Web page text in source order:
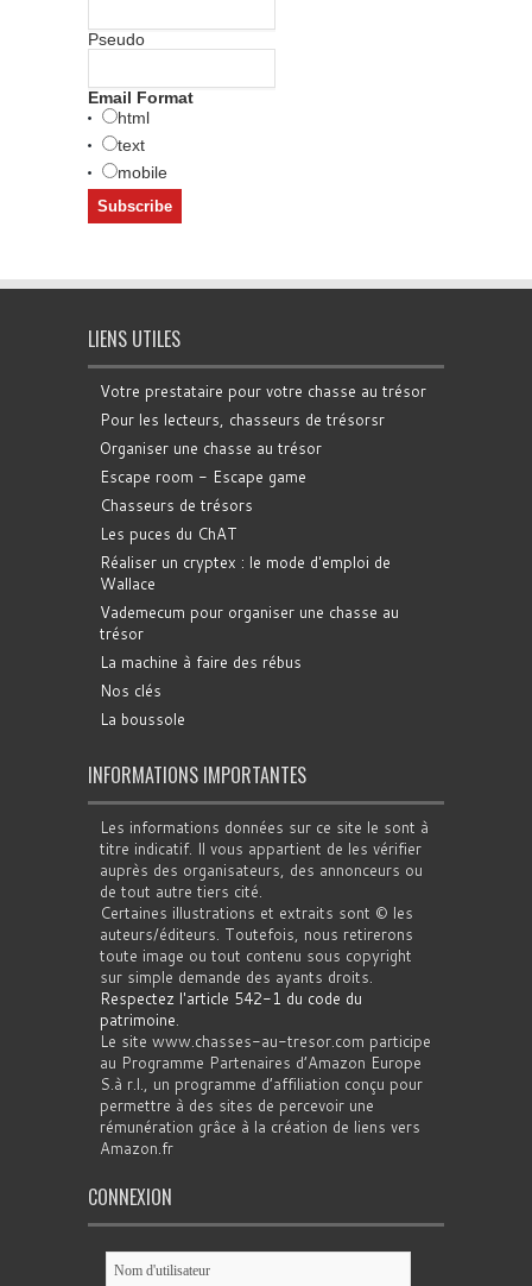
Pseudo
Email Format
html
text
mobile
LIENS UTILES
Votre prestataire pour votre chasse au trésor
Pour les lecteurs, chasseurs de trésorsr
Organiser une chasse au trésor
Escape room - Escape game
Chasseurs de trésors
Les puces du ChAT
Réaliser un cryptex : le mode d'emploi de
Wallace
Vademecum pour organiser une chasse au
trésor
La machine à faire des rébus
Nos clés
La boussole
INFORMATIONS IMPORTANTES
Les informations données sur ce site le sont à
titre indicatif. Il vous appartient de les vérifier
auprès des organisateurs, des annonceurs ou
de tout autre tiers cité.
Certaines illustrations et extraits sont © les
auteurs/éditeurs. Toutefois, nous retirerons
toute image ou tout contenu sous copyright
sur simple demande des ayants droits.
Respectez l'article 542-1 du code du
patrimoine.
Le site www.chasses-au-tresor.com participe
au Programme Partenaires d’Amazon Europe
S.à r.l., un programme d’affiliation conçu pour
permettre à des sites de percevoir une
rémunération grâce à la création de liens vers
Amazon.fr
CONNEXION